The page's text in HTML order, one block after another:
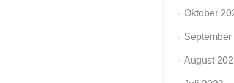
Oktober
September
August